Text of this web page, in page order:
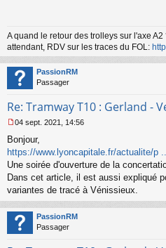
g
e
n
o
n
A quand le retour des trolleys sur l'axe
attendant, RDV sur les traces du FOL:
PassionRM
Passager
Re: Tramway T10 : Gerland -
e
s
s
g
e
n
o
n
l
04 sept. 2021, 14:56
Bonjour,
https://www.lyoncapitale.fr/actualite/p
Une soirée d'ouverture de la
Dans cet article, il est aussi expliqué
variantes de tracé à Vénissieux.
PassionRM
Passager